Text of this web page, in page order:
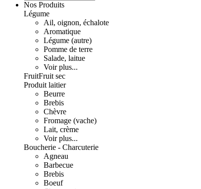
Nos Produits
Légume
Ail, oignon, échalote
Aromatique
Légume (autre)
Pomme de terre
Salade, laitue
Voir plus...
FruitFruit sec
Produit laitier
Beurre
Brebis
Chèvre
Fromage (vache)
Lait, crème
Voir plus...
Boucherie - Charcuterie
Agneau
Barbecue
Brebis
Boeuf